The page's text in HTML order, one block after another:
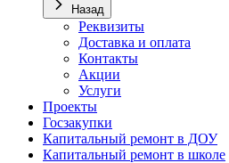
Назад
Реквизиты
Доставка и оплата
Контакты
Акции
Услуги
Проекты
Госзакупки
Капитальный ремонт в ДОУ
Капитальный ремонт в школе